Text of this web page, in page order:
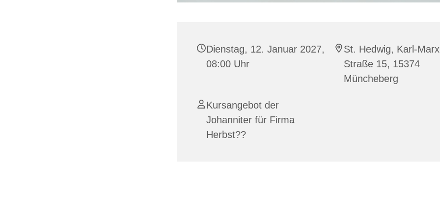
Dienstag, 12. Januar 2027,
08:00 Uhr
St. Hedwig, Karl-
Straße 15, 15374
Müncheberg
Kursangebot der
Johanniter für Firma
Herbst??